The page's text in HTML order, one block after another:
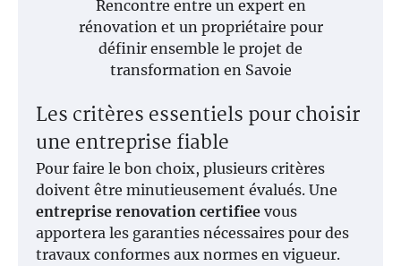
Rencontre entre un expert en
rénovation et un propriétaire pour
définir ensemble le projet de
transformation en Savoie
Les critères essentiels pour choisir
une entreprise fiable
Pour faire le bon choix, plusieurs critères
doivent être minutieusement évalués. Une
entreprise renovation certifiee vous
apportera les garanties nécessaires pour des
travaux conformes aux normes en vigueur.